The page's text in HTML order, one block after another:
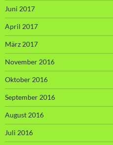
Juni 2017
April 2017
März 2017
November 2016
Oktober 2016
September 2016
August 2016
Juli 2016